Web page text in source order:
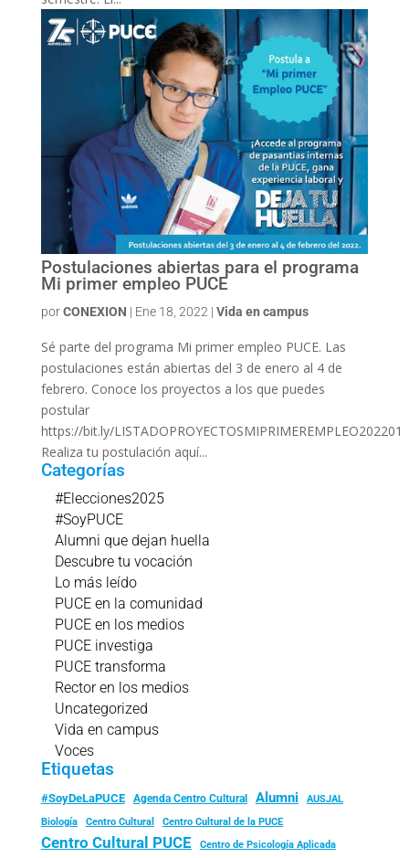
Postulaciones abiertas para el programa
Mi primer empleo PUCE
porCONEXION | Ene 18, 2022 | Vida en campus
Sé parte del programa Mi primer empleo PUCE. Las
postulaciones están abiertas del 3 de enero al 4 de
febrero. Conoce los proyectos a los que puedes
postular
https://bit.ly/LISTADOPROYECTOSMIPRIMEREMPLEO202201
Realiza tu postulación aquí...
Categorías
#Elecciones2025
#SoyPUCE
Alumni que dejan huella
Descubre tu vocación
Lo más leído
PUCE en la comunidad
PUCE en los medios
PUCE investiga
PUCE transforma
Rector en los medios
Uncategorized
Vida en campus
Voces
Etiquetas
#SoyDeLaPUCE Agenda Centro Cultural Alumni
AUSJAL
Biología
Centro Cultural Centro Cultural de la PUCE
Centro Cultural PUCE Centro de Psicología Aplicada